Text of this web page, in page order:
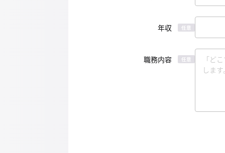
年収 任意
職務内容 任意